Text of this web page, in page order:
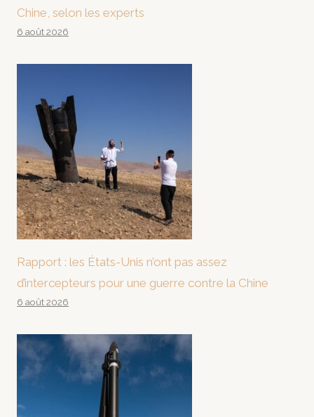
Chine, selon les experts
6 août 2026
Rapport : les États-Unis n’ont pas assez
d’intercepteurs pour une guerre contre la Chine
6 août 2026